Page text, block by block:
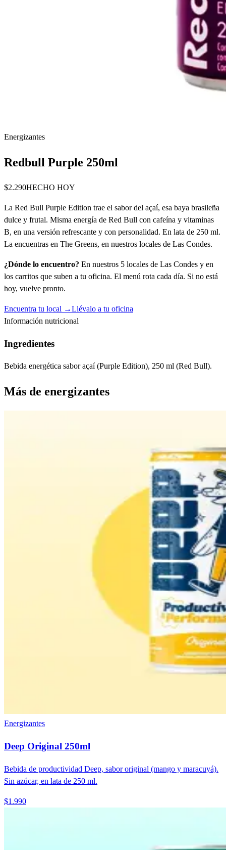
Energizantes
Redbull Purple 250ml
$2.290HECHO HOY
La Red Bull Purple Edition trae el sabor del açaí, esa baya brasileña
dulce y frutal. Misma energía de Red Bull con cafeína y vitaminas
B, en una versión refrescante y con personalidad. En lata de 250 ml.
La encuentras en The Greens, en nuestros locales de Las Condes.
¿Dónde lo encuentro? En nuestros 5 locales de Las Condes y en
los carritos que suben a tu oficina. El menú rota cada día. Si no está
hoy, vuelve pronto.
Encuentra tu local →Llévalo a tu oficina
Información nutricional
Ingredientes
Bebida energética sabor açaí (Purple Edition), 250 ml (Red Bull).
Más de energizantes
Energizantes
Deep Original 250ml
Bebida de productividad Deep, sabor original (mango y maracuyá).
Sin azúcar, en lata de 250 ml.
$1.990